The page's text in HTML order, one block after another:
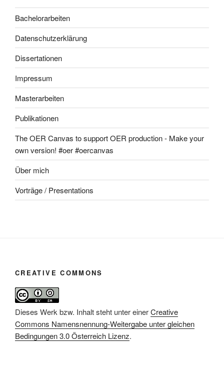
Bachelorarbeiten
Datenschutzerklärung
Dissertationen
Impressum
Masterarbeiten
Publikationen
The OER Canvas to support OER production - Make your
own version! #oer #oercanvas
Über mich
Vorträge / Presentations
CREATIVE COMMONS
Dieses Werk bzw. Inhalt steht unter einerCreative
Commons Namensnennung-Weitergabe unter gleichen
Bedingungen 3.0 Österreich Lizenz.